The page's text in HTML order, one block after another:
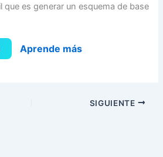
que es generar un esquema de base
Aprende más
SIGUIENTE